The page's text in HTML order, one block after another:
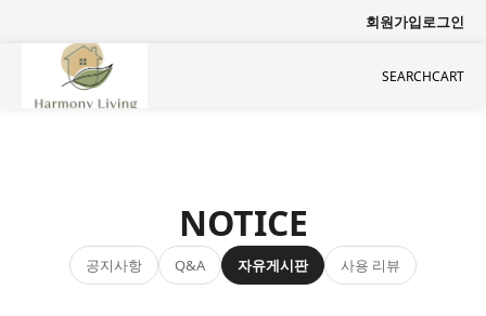
회원가입로그인
SEARCHCART
NOTICE
공지사항 Q&A 자유게시판 사용 리뷰